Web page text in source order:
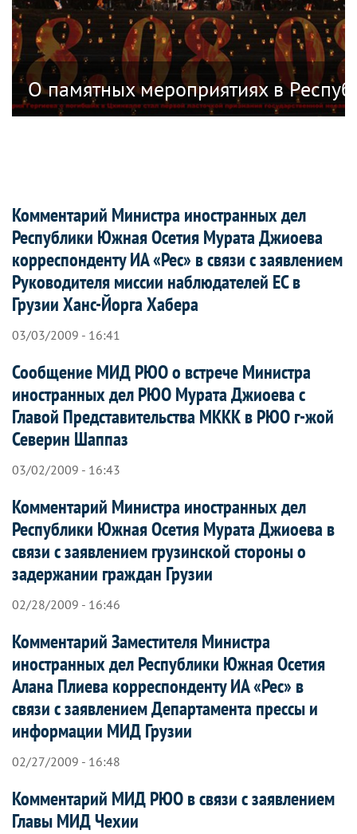
46-й годовщиной теракта в Болонье
О памятных мероприятиях в
Комментарий Министра иностранных дел
Республики Южная Осетия Мурата Джиоева
корреспонденту ИА «Рес» в связи с заявлением
Руководителя миссии наблюдателей ЕС в
Грузии Ханс-Йорга Хабера
03/03/2009 - 16:41
Сообщение МИД РЮО о встрече Министра
иностранных дел РЮО Мурата Джиоева с
Главой Представительства МККК в РЮО г-жой
Северин Шаппаз
03/02/2009 - 16:43
Комментарий Министра иностранных дел
Республики Южная Осетия Мурата Джиоева в
связи с заявлением грузинской стороны о
задержании граждан Грузии
02/28/2009 - 16:46
Комментарий Заместителя Министра
иностранных дел Республики Южная Осетия
Алана Плиева корреспонденту ИА «Рес» в
связи с заявлением Департамента прессы и
информации МИД Грузии
02/27/2009 - 16:48
Комментарий МИД РЮО в связи с заявлением
Главы МИД Чехии